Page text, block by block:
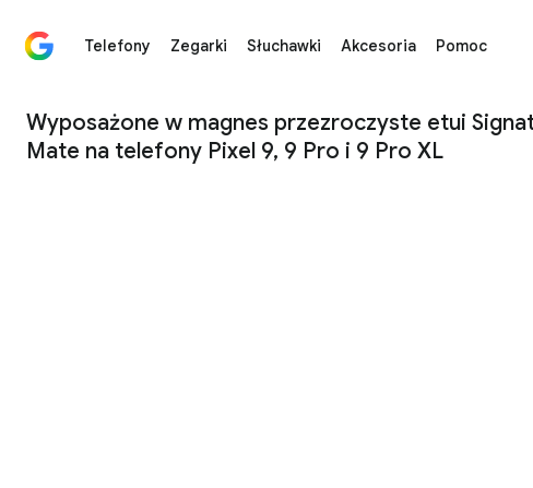
Telefony Zegarki Słuchawki Akcesoria Pomoc
Wyposażone w magnes przezroczyste etui Signature
Wyposażone w magnes przezroczyste etui
Mate na telefony Pixel 9, 9 Pro i 9 Pro XL